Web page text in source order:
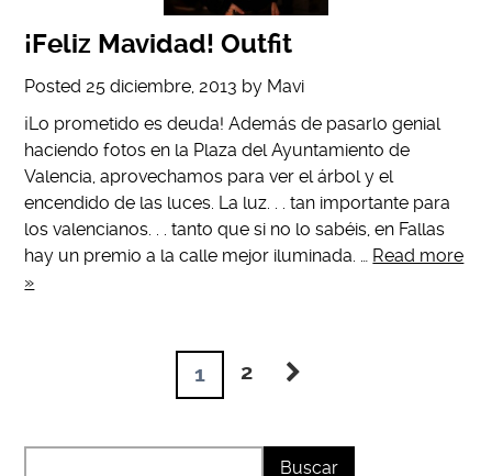
¡Feliz Mavidad! Outfit
Posted25 diciembre, 2013 by Mavi
¡Lo prometido es deuda! Además de pasarlo genial
haciendo fotos en la Plaza del Ayuntamiento de
Valencia, aprovechamos para ver el árbol y el
encendido de las luces. La luz. . . tan importante para
los valencianos. . . tanto que si no lo sabéis, en Fallas
hay un premio a la calle mejor iluminada. … Read more
»
1 2